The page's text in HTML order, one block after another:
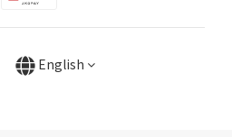
English